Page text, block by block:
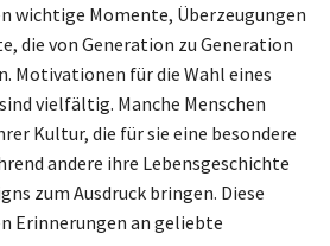
wichtige Momente, Überzeugungen
die von Generation zu Generation
Motivationen für die Wahl eines
vielfältig. Manche Menschen
Kultur, die für sie eine besondere
andere ihre Lebensgeschichte
zum Ausdruck bringen. Diese
Erinnerungen an geliebte